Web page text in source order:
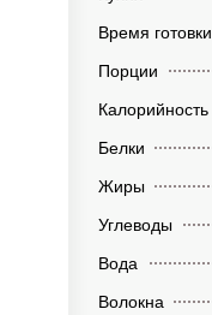
Время готовки
Порции
Калорийность
Белки
Жиры
Углеводы
Вода
Волокна